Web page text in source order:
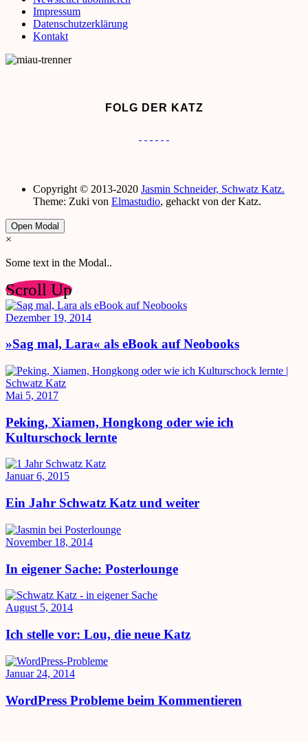
Impressum
Datenschutzerklärung
Kontakt
FOLG DER KATZ
Copyright © 2013-2020 Jasmin Schneider, Schwatz Katz.
Theme: Zuki von Elmastudio, gehackt von der Katz.
Open Modal
×
Some text in the Modal..
Scroll Up
Dezember 19, 2014
»Sag mal, Lara« als eBook auf Neobooks
Mai 5, 2017
Peking, Xiamen, Hongkong oder wie ich
Kulturschock lernte
Januar 6, 2015
Ein Jahr Schwatz Katz und weiter
November 18, 2014
In eigener Sache: Posterlounge
August 5, 2014
Ich stelle vor: Lou, die neue Katz
Januar 24, 2014
WordPress Probleme beim Kommentieren